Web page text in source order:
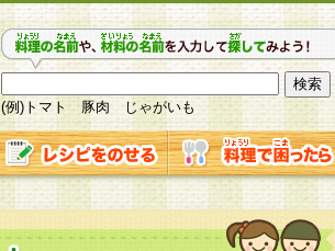
(例)トマト 豚肉 じゃがいも